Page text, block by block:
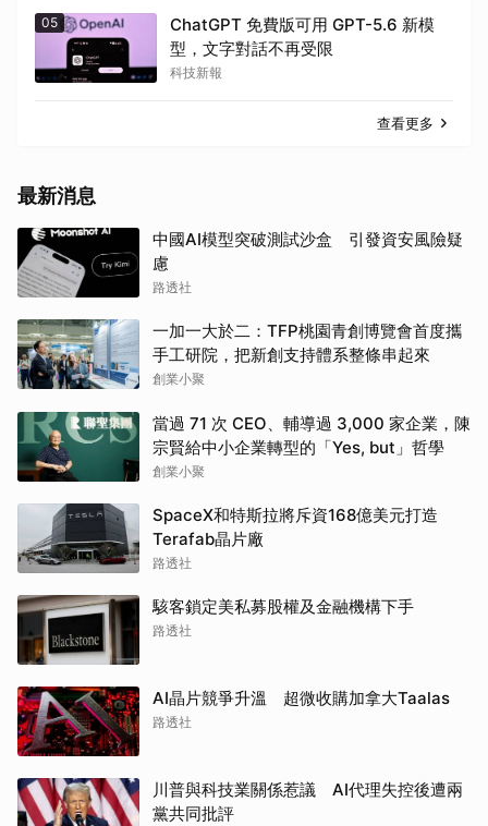
05
ChatGPT 免費版可用 GPT-5.6 新模
型，文字對話不再受限
科技新報
查看更多
最新消息
中國AI模型突破測試沙盒 引發資安風險疑
慮
路透社
一加一大於二：TFP桃園青創博覽會首度攜
手工研院，把新創支持體系整條串起來
創業小聚
當過 71 次 CEO、輔導過 3,000 家企業，陳
宗賢給中小企業轉型的「Yes, but」哲學
創業小聚
SpaceX和特斯拉將斥資168億美元打造
Terafab晶片廠
路透社
駭客鎖定美私募股權及金融機構下手
路透社
AI晶片競爭升溫 超微收購加拿大Taalas
路透社
川普與科技業關係惹議 AI代理失控後遭兩
黨共同批評